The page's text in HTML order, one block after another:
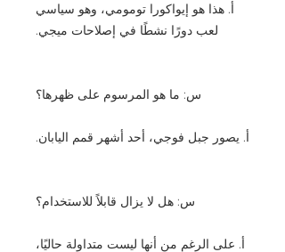
أ. هذا هو إيواكورا تومومي، وهو سياسي
لعب دورًا نشطًا في إصلاحات ميجي.
س: ما هو المرسوم على ظهرها؟
أ. يصور جبل فوجي، أحد أشهر قمم اليابان.
س: هل لا يزال قابلاً للاستخدام؟
أ. على الرغم من أنها ليست متداولة حاليًا،